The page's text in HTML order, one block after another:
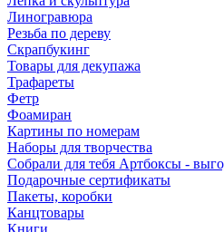
Линогравюра
Резьба по дереву
Скрапбукинг
Товары для декупажа
Трафареты
Фетр
Фоамиран
Картины по номерам
Наборы для творчества
Собрали для тебя Артбоксы -
Подарочные сертификаты
Пакеты, коробки
Канцтовары
Книги